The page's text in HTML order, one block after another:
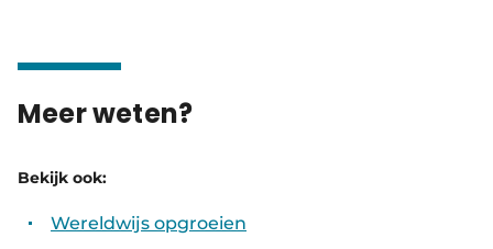
Meer weten?
Bekijk ook:
Wereldwijs opgroeien